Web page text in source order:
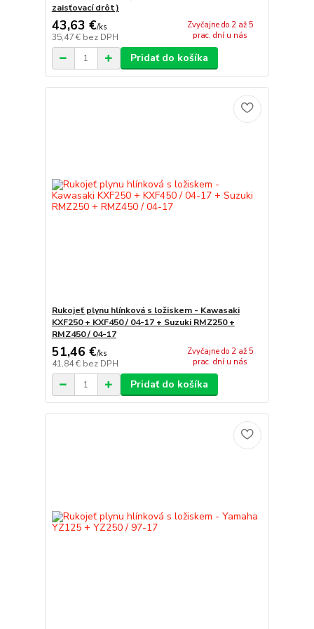
zaisťovací drôt)
43,63 €/ks
35,47 € bez DPH
Zvyčajne do 2 až 5
prac. dní u nás
Pridať do košíka
Rukojeť plynu hlínková s ložiskem - Kawasaki
KXF250 + KXF450 / 04-17 + Suzuki RMZ250 +
RMZ450 / 04-17
51,46 €/ks
41,84 € bez DPH
Zvyčajne do 2 až 5
prac. dní u nás
Pridať do košíka